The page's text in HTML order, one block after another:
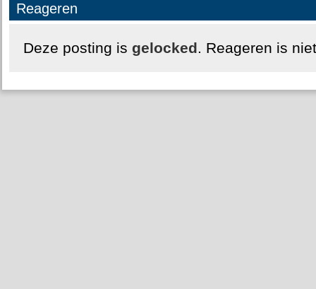
Reageren
Deze posting is gelocked. Reageren is